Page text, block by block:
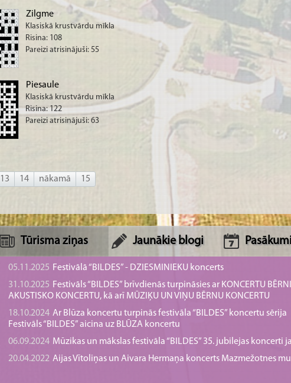
Zilgme
Klasiskā krustvārdu mīkla
Risina: 108
Pareizi atrisinājuši: 55
Piesaule
Klasiskā krustvārdu mīkla
Risina: 122
Pareizi atrisinājuši: 63
13 14 nākamā 15
Tūrisma ziņas Jaunākie blogi Pasākumi
05.11.2025 Festivālā “BILDES” - DZIESMINIEKU koncerts
31.10.2025 Festivāls “BILDES” brīvdienās turpināsies ar KONCERTU
AKUSTISKO KONCERTU, kā arī MŪZIĶU UN VIŅU BĒRNU KONCERTU
18.10.2024 Ar Blūza koncertu turpinās festivāla “BILDES” koncertu sērija
Festivāls “BILDES” aicina uz BLŪZA koncertu
06.09.2024 Mūzikas un mākslas festivāla “BILDES” 35. jubilejas koncerti
20.04.2022 Aijas Vītoliņas un Aivara Hermaņa koncerts Mazmežotnes